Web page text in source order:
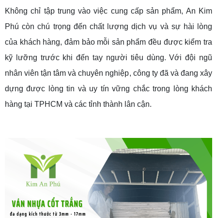
Không chỉ tập trung vào việc cung cấp sản phẩm, An Kim
Phú còn chú trọng đến chất lượng dịch vụ và sự hài lòng
của khách hàng, đảm bảo mỗi sản phẩm đều được kiểm tra
kỹ lưỡng trước khi đến tay người tiêu dùng. Với đội ngũ
nhân viên tận tâm và chuyên nghiệp, công ty đã và đang xây
dựng được lòng tin và uy tín vững chắc trong lòng khách
hàng tại TPHCM và các tỉnh thành lân cận.